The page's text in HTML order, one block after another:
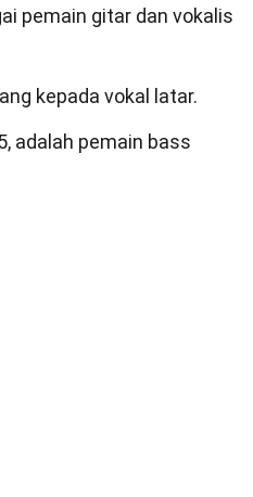
pemain gitar dan vokalis
kepada vokal latar.
adalah pemain bass